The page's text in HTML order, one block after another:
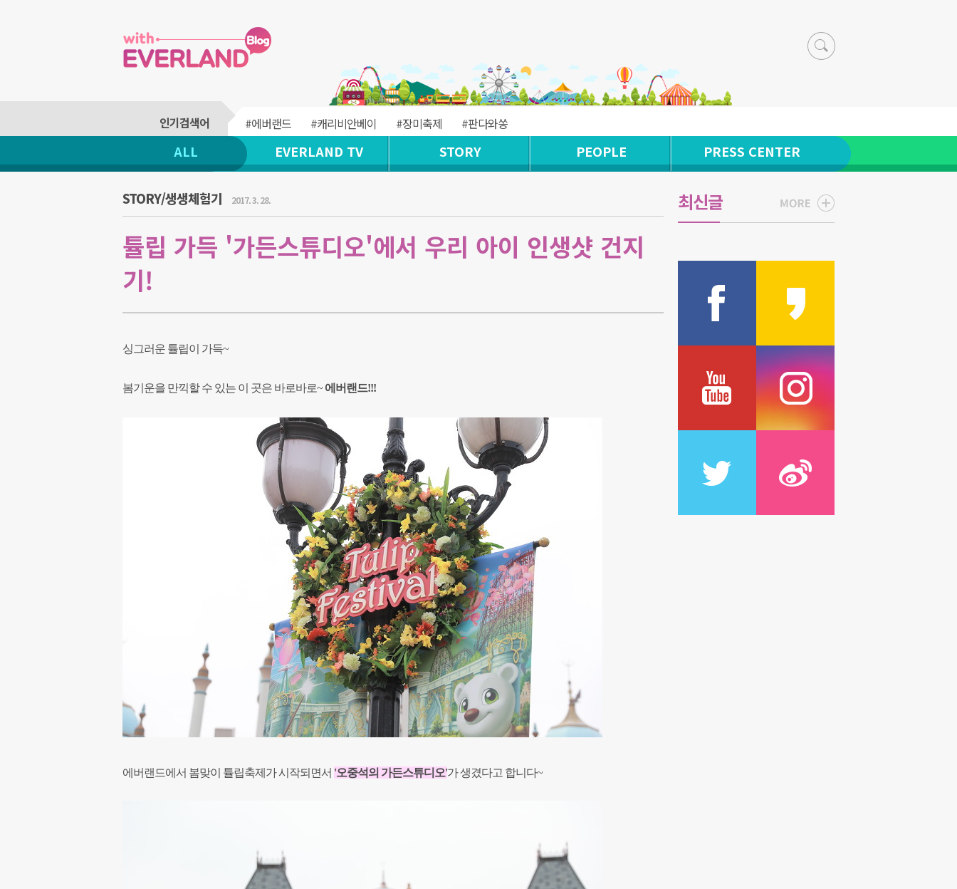
#에버랜드 #캐리비안베이 #장미축제 #판다와쏭
ALL EVERLAND TV STORY PEOPLE PRESS CENTER
STORY/생생체험기 2017. 3. 28.
튤립 가득 '가든스튜디오'에서 우리 아이 인생샷 건지
기!
싱그러운 튤립이 가득~
봄기운을 만끽할 수 있는 이 곳은 바로바로~ 에버랜드!!!
에버랜드에서 봄맞이 튤립축제가 시작되면서 '오중석의 가든스튜디오'가 생겼다고 합니다~
최신글